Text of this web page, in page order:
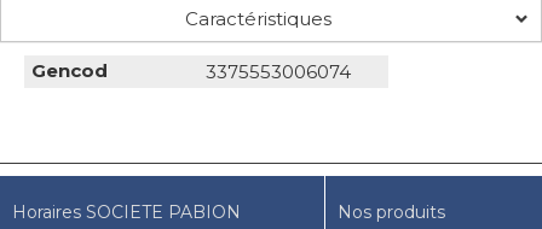
Caractéristiques
Gencod 3375553006074
Horaires SOCIETE PABION
Nos produits